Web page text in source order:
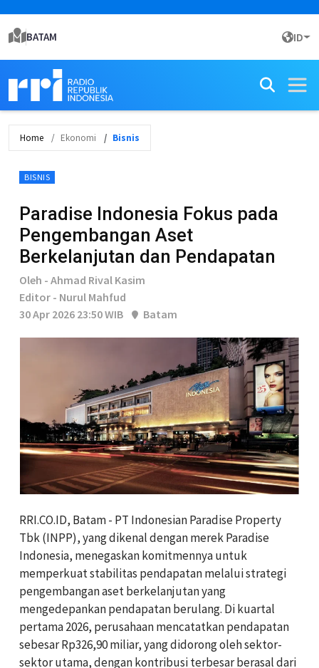
BATAM ID
Home Ekonomi Bisnis
BISNIS
Paradise Indonesia Fokus pada
Pengembangan Aset
Berkelanjutan dan Pendapatan
Oleh - Ahmad Rival Kasim
Editor - Nurul Mahfud
30 Apr 2026 23:50 WIB
Batam
RRI.CO.ID, Batam - PT Indonesian Paradise Property
Tbk (INPP), yang dikenal dengan merek Paradise
Indonesia, menegaskan komitmennya untuk
memperkuat stabilitas pendapatan melalui strategi
pengembangan aset berkelanjutan yang
mengedepankan pendapatan berulang. Di kuartal
pertama 2026, perusahaan mencatatkan pendapatan
sebesar Rp326,90 miliar, yang didorong oleh sektor-
sektor utama, dengan kontribusi terbesar berasal dari